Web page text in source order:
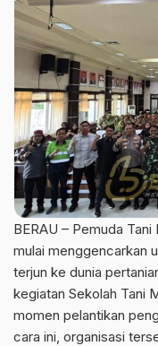
BERAU – Pemuda
mulai menggencarkan
terjun ke dunia
kegiatan Sekolah Tani
momen pelantikan
cara ini, organisasi